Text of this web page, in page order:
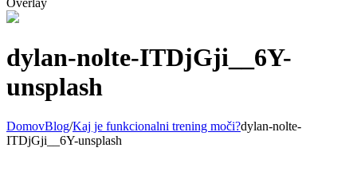
Overlay
dylan-nolte-ITDjGji__6Y-
unsplash
DomovBlog/Kaj je funkcionalni trening moči?dylan-nolte-
ITDjGji__6Y-unsplash